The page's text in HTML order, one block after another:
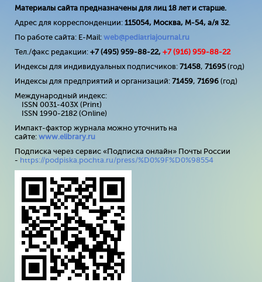
Материалы сайта предназначены для лиц 18 лет и старше.
Адрес для корреспонденции: 115054, Москва, М-54, а/я 32.
По работе сайта: E-Mail: web@pediatriajournal.ru
Тел./факс редакции: +7 (495) 959-88-22, +7 (916) 959-88-22
Индексы для индивидуальных подписчиков: 71458, 71695(год)
Индексы для предприятий и организаций: 71459, 71696 (год)
Международный индекс:
ISSN 0031-403X (Print)
ISSN 1990-2182 (Online)
Импакт-фактор журнала можно уточнить на
сайте: www.elibrary.ru
Подписка через сервис «Подписка онлайн» Почты России
- https://podpiska.pochta.ru/press/%D0%9F%D0%98554